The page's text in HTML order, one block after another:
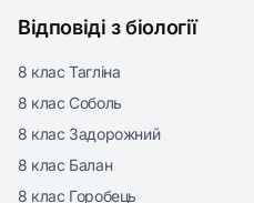
Відповіді з біології
8 клас Тагліна
8 клас Соболь
8 клас Задорожний
8 клас Балан
8 клас Горобець